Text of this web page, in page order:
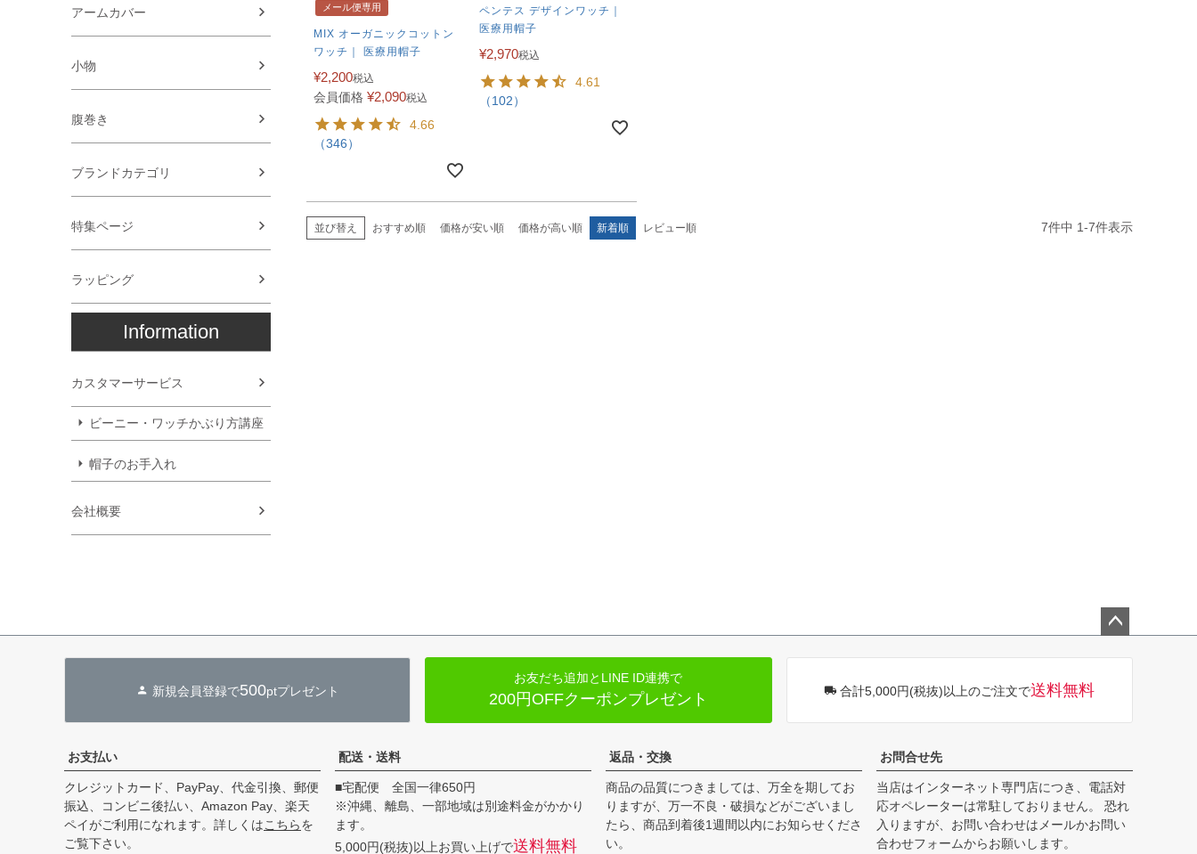
アームカバー
小物
腹巻き
ブランドカテゴリ
特集ページ
ラッピング
Information
カスタマーサービス
ビーニー・ワッチかぶり方講座
帽子のお手入れ
会社概要
メール便専用
MIX オーガニックコットン
ワッチ｜ 医療用帽子
¥2,200税込
会員価格 ¥2,090税込
4.66
（346）
ペンテス デザインワッチ｜
医療用帽子
¥2,970税込
4.61
（102）
並び替え おすすめ順 価格が安い順 価格が高い順 新着順 レビュー順 7件中 1-7件表示
新規会員登録で500ptプレゼント
お友だち追加とLINE ID連携で
200円OFFクーポンプレゼント 合計5,000円(税抜)以上のご注文で送料無料
お支払い
クレジットカード、PayPay、代金引換、郵便
振込、コンビニ後払い、Amazon Pay、楽天
ペイがご利用になれます。詳しくはこちらを
ご覧下さい。
配送・送料
■宅配便 全国一律650円
※沖縄、離島、一部地域は別途料金がかかり
ます。
5,000円(税抜)以上お買い上げで送料無料
返品・交換
商品の品質につきましては、万全を期してお
りますが、万一不良・破損などがございまし
たら、商品到着後1週間以内にお知らせくださ
い。
お問合せ先
当店はインターネット専門店につき、電話対
応オペレーターは常駐しておりません。 恐れ
入りますが、お問い合わせはメールかお問い
合わせフォームからお願いします。